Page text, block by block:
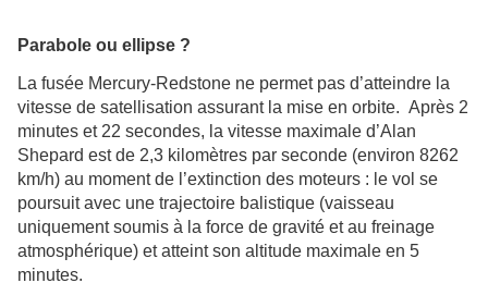
Parabole ou ellipse ?
La fusée Mercury-Redstone ne permet pas d’atteindre la
vitesse de satellisation assurant la mise en orbite. Après 2
minutes et 22 secondes, la vitesse maximale d’Alan
Shepard est de 2,3 kilomètres par seconde (environ 8262
km/h) au moment de l’extinction des moteurs : le vol se
poursuit avec une trajectoire balistique (vaisseau
uniquement soumis à la force de gravité et au freinage
atmosphérique) et atteint son altitude maximale en 5
minutes.